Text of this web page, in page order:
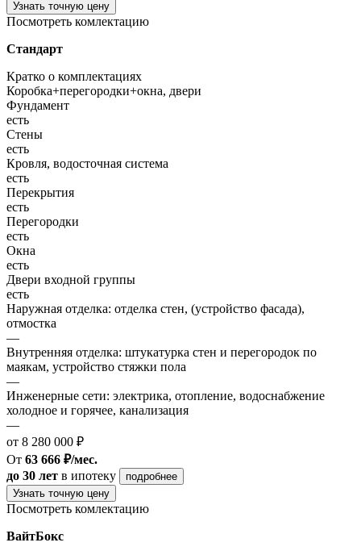
Узнать точную цену
Посмотреть комлектацию
Стандарт
Кратко о комплектациях
Коробка+перегородки+окна, двери
Фундамент
есть
Стены
есть
Кровля, водосточная система
есть
Перекрытия
есть
Перегородки
есть
Окна
есть
Двери входной группы
есть
Наружная отделка: отделка стен, (устройство фасада),
отмостка
—
Внутренняя отделка: штукатурка стен и перегородок по
маякам, устройство стяжки пола
—
Инженерные сети: электрика, отопление, водоснабжение
холодное и горячее, канализация
—
от 8 280 000 ₽
От 63 666 ₽/мес.
до 30 лет в ипотеку
подробнее
Узнать точную цену
Посмотреть комлектацию
ВайтБокс